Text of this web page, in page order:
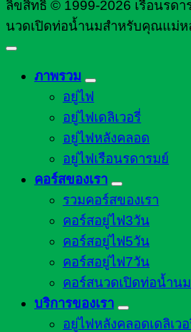
ลิขสิทธิ์ © 1999-2026 เรือนรดา
นวดเปิดท่อน้ำนมสำหรับคุณแม่ห
ภาพรวม
อยู่ไฟ
อยู่ไฟเดลิเวอรี่
อยู่ไฟหลังคลอด
อยู่ไฟเรือนรดารมย์
คอร์สของเรา
รวมคอร์สของเรา
คอร์สอยู่ไฟ3วัน
คอร์สอยู่ไฟ5วัน
คอร์สอยู่ไฟ7วัน
คอร์สนวดเปิดท่อน้ำนม
บริการของเรา
อยู่ไฟหลังคลอดเดลิเว